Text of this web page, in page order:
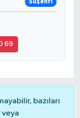
Suşehri
69
bazıları